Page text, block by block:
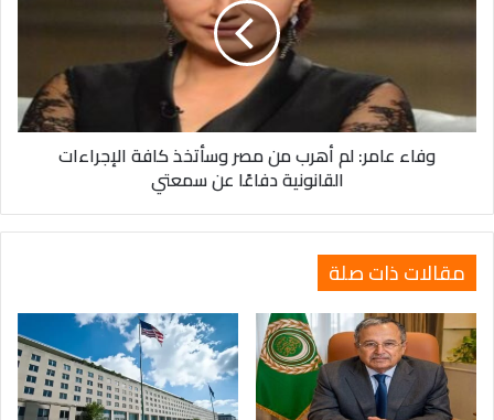
ومع انهيار معاهدة الحد من الصواريخ النووية متوسطة المدى بين
موسكو وواشنطن في 2019 يعود سباق التسلح إلى الواجهة بقوة
وسط مخاوف متزايدة من توسع نطاق الصراع في أوكرانيا ليشمل
جبهات جديدة داخل أوروبا
الإجراءات
القانونيةوفاء عامر: لم أهرب من مصر وسأتخذ كافة الإجراءات
القانونية دفاعًا عن سمعتي
مقالات ذات صلة